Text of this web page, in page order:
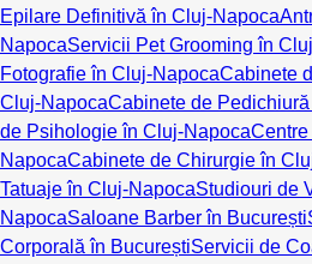
Epilare Definitivă în Cluj-Napoca
NapocaServicii Pet Grooming în
Fotografie în Cluj-NapocaCabinete
Cluj-NapocaCabinete de
de Psihologie în Cluj-Napoca
NapocaCabinete de Chirurgie în
Tatuaje în Cluj-NapocaStudiouri de
NapocaSaloane Barber în București
Corporală în BucureștiServicii de